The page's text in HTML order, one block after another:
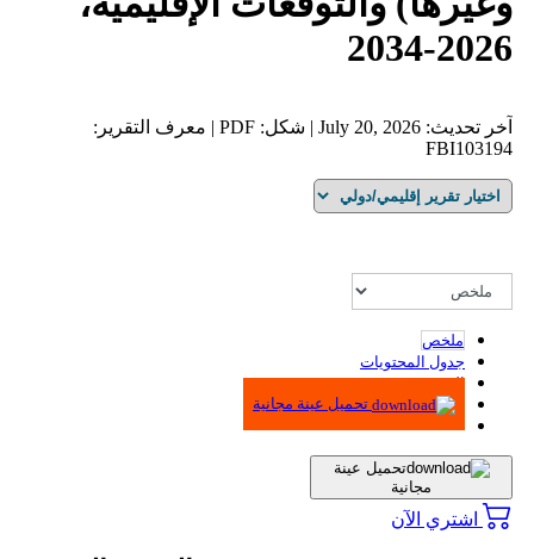
2026-2034
آخر تحديث: July 20, 2026 | شكل: PDF | معرف التقرير:
FBI103194
ملخص
جدول المحتويات
المنهجية
تحميل عينة مجانية
تحميل عينة
مجانية
اشتري الآن